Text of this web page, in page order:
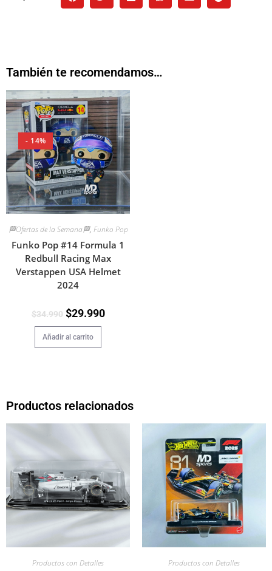
También te recomendamos…
- 14%
🏁Ofertas de la Semana🏁, Funko Pop
Funko Pop #14 Formula 1
Redbull Racing Max
Verstappen USA Helmet
2024
$34.990 $29.990
Añadir al carrito
Productos relacionados
Productos con Detalles Productos con Detalles